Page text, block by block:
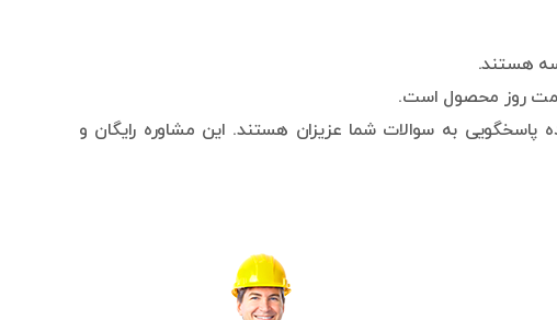
هستند.
روز محصول است.
به سوالات شما عزیزان هستند. این مشاوره رایگان و